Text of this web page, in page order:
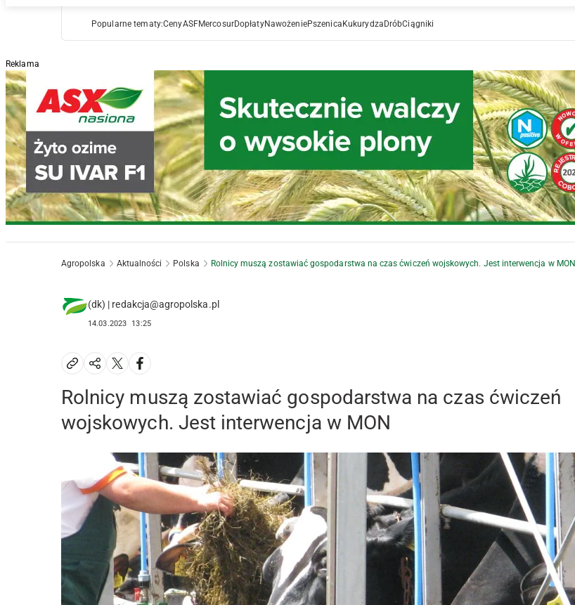
Popularne tematy:CenyASFMercosurDopłatyNawożeniePszenica Kukurydza DróbCiągniki
Reklama
Agropolska Aktualności Polska Rolnicy muszą zostawiać gospodarstwa na czas ćwiczeń wojskowych. Jest interwencja w MON
(dk) | redakcja@agropolska.pl
14.03.2023 13:25
Rolnicy muszą zostawiać gospodarstwa na czas ćwiczeń
wojskowych. Jest interwencja w MON